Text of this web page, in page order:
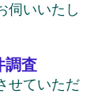
伺いいたし
調査
せていただ